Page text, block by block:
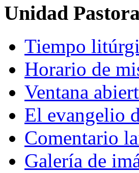
Unidad
Tiempo
Horario de
Ventana
El evangelio
Comentario
Galería de